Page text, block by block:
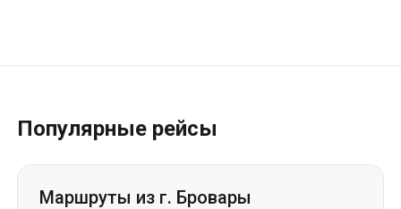
Популярные рейсы
Маршруты из г. Бровары